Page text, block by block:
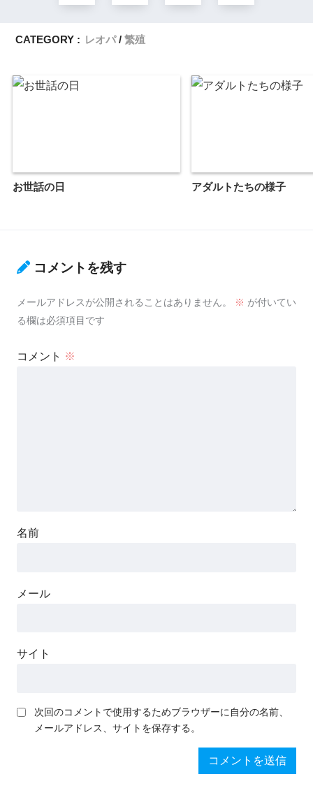
CATEGORY : レオパ 繁殖
お世話の日 アダルトたちの様子
コメントを残す
メールアドレスが公開されることはありません。 ※ が付いてい
る欄は必須項目です
コメント ※
名前
メール
サイト
次回のコメントで使用するためブラウザーに自分の名前、
メールアドレス、サイトを保存する。